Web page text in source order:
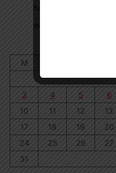
गेवरा खदान में कोयला निकासी की
M
3
4 5 6
10
11 12 13
17
18 19 20
24
25 26 27
31